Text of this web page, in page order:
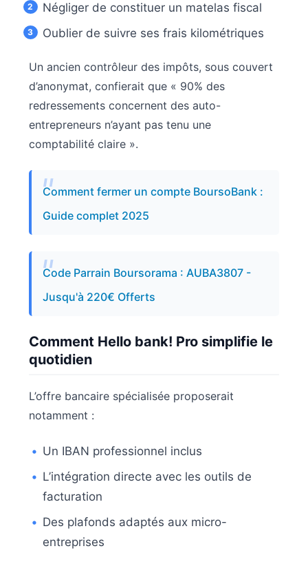
Négliger de constituer un matelas fiscal
Oublier de suivre ses frais kilométriques
Un ancien contrôleur des impôts, sous couvert
d’anonymat, confierait que « 90% des
redressements concernent des auto-
entrepreneurs n’ayant pas tenu une
comptabilité claire ».
Comment fermer un compte BoursoBank :
Guide complet 2025
Code Parrain Boursorama : AUBA3807 -
Jusqu'à 220€ Offerts
Comment Hello bank! Pro simplifie le
quotidien
L’offre bancaire spécialisée proposerait
notamment :
Un IBAN professionnel inclus
L’intégration directe avec les outils de
facturation
Des plafonds adaptés aux micro-
entreprises